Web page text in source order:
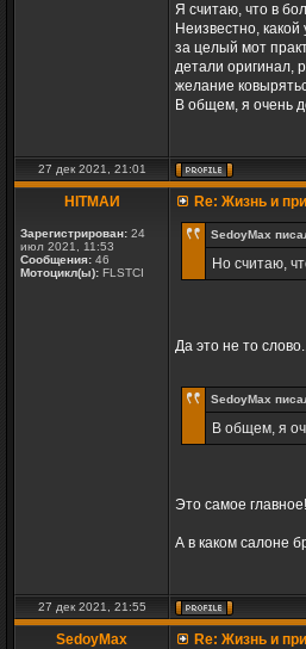
Я считаю, что в
Неизвестно,
за целый мот
детали оригинал,
желание
В общем, я очень
27 дек 2021, 21:01
HITMAИ
Зарегистрирован: 24
июл 2021, 11:53
Сообщения: 46
Мотоцикл(ы): FLSTCI
Re: Жизнь и
SedoyMax
Но считаю,
Да это не то
SedoyMax
В общем, я
Это самое главное!
А в каком салоне
27 дек 2021, 21:55
SedoyMax
Re: Жизнь и